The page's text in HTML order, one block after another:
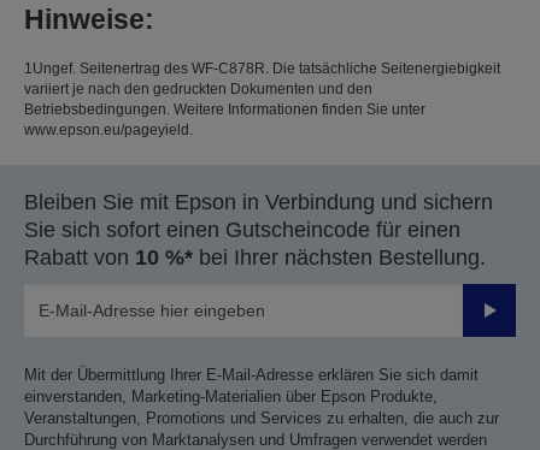
Hinweise:
1Ungef. Seitenertrag des WF-C878R. Die tatsächliche Seitenergiebigkeit
variiert je nach den gedruckten Dokumenten und den
Betriebsbedingungen. Weitere Informationen finden Sie unter
www.epson.eu/pageyield.
Bleiben Sie mit Epson in Verbindung und sichern
Sie sich sofort einen Gutscheincode für einen
Rabatt von 10 %* bei Ihrer nächsten Bestellung.
Mit der Übermittlung Ihrer E-Mail-Adresse erklären Sie sich damit
einverstanden, Marketing-Materialien über Epson Produkte,
Veranstaltungen, Promotions und Services zu erhalten, die auch zur
Durchführung von Marktanalysen und Umfragen verwendet werden